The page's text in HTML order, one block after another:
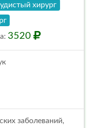
хирург
: 3520
заболеваний,